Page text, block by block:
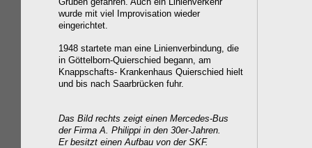
wurde mit viel Improvisation wieder
eingerichtet.
1948 startete man eine Linienverbindung, die
in Göttelborn-Quierschied begann, am
Knappschafts- Krankenhaus Quierschied hielt
und bis nach Saarbrücken fuhr.
Das Bild rechts zeigt einen Mercedes-Bus
der Firma A. Philippi in den 30er-Jahren.
Er besitzt einen Aufbau von der SKF.